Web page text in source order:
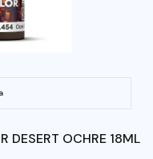
DESERT OCHRE 18ML